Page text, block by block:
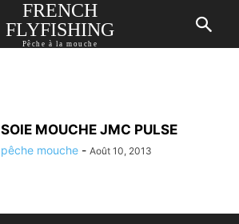
FRENCH
FLYFISHING
Pêche à la mouche
SOIE MOUCHE JMC PULSE
pêche mouche - Août 10, 2013